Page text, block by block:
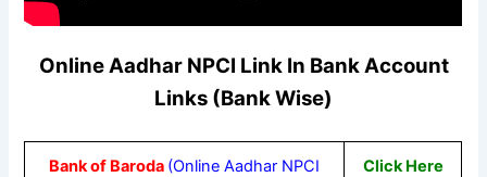
Online Aadhar NPCI Link In Bank Account
Links (Bank Wise)
Bank of Baroda (Online Aadhar NPCI
Click Here